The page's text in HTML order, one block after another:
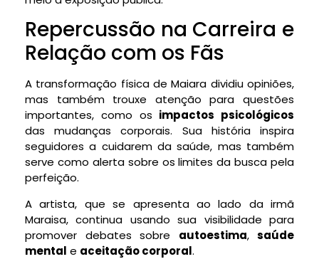
Repercussão na Carreira e
Relação com os Fãs
A transformação física de Maiara dividiu opiniões,
mas também trouxe atenção para questões
importantes, como os impactos psicológicos
das mudanças corporais. Sua história inspira
seguidores a cuidarem da saúde, mas também
serve como alerta sobre os limites da busca pela
perfeição.
A artista, que se apresenta ao lado da irmã
Maraisa, continua usando sua visibilidade para
promover debates sobre autoestima, saúde
mental e aceitação corporal.